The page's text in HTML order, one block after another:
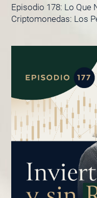
Episodio 178: Lo Que
Criptomonedas: Los